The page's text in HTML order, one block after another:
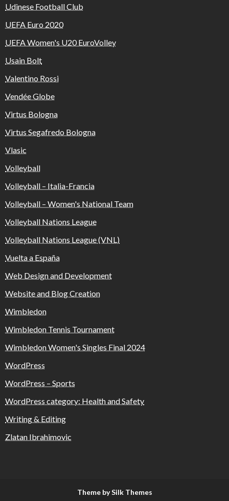
Udinese Football Club
UEFA Euro 2020
UEFA Women's U20 EuroVolley
Usain Bolt
Valentino Rossi
Vendée Globe
Virtus Bologna
Virtus Segafredo Bologna
Vlasic
Volleyball
Volleyball – Italia-Francia
Volleyball – Women's National Team
Volleyball Nations League
Volleyball Nations League (VNL)
Vuelta a España
Web Design and Development
Website and Blog Creation
Wimbledon
Wimbledon Tennis Tournament
Wimbledon Women's Singles Final 2024
WordPress
WordPress – Sports
WordPress category: Health and Safety
Writing & Editing
Zlatan Ibrahimovic
Theme by Silk Themes